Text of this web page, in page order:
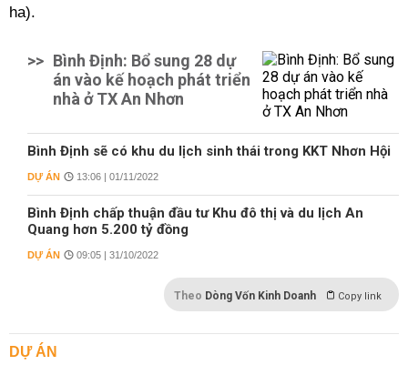
ha).
>> Bình Định: Bổ sung 28 dự
án vào kế hoạch phát triển
nhà ở TX An Nhơn
Bình Định sẽ có khu du lịch sinh thái trong KKT Nhơn Hội
DỰ ÁN 13:06 | 01/11/2022
Bình Định chấp thuận đầu tư Khu đô thị và du lịch An
Quang hơn 5.200 tỷ đồng
DỰ ÁN 09:05 | 31/10/2022
Theo Dòng Vốn Kinh Doanh Copy link
DỰ ÁN